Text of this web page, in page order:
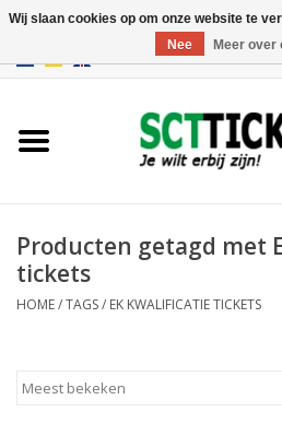
Producten getagd met
tickets
HOME/TAGS/ EK KWALIFICATIE TICKETS
Wij slaan cookies op om onze website te
Nee
Meer over